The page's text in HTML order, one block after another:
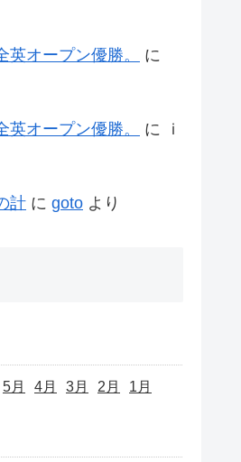
オープン優勝。
に
オープン優勝。 に
ｉ
計 に goto より
5月 4月 3月 2月 1月